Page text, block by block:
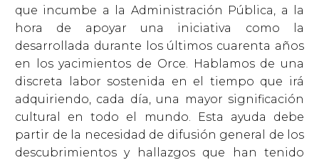
que incumbe a la Administración Pública, a la
hora de apoyar una iniciativa como la
desarrollada durante los últimos cuarenta años
en los yacimientos de Orce. Hablamos de una
discreta labor sostenida en el tiempo que irá
adquiriendo, cada día, una mayor significación
cultural en todo el mundo. Esta ayuda debe
partir de la necesidad de difusión general de los
descubrimientos y hallazgos que han tenido